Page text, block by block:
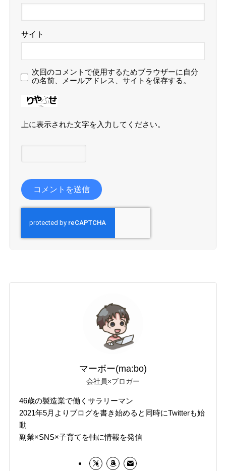
サイト
次回のコメントで使用するためブラウザーに自分
の名前、メールアドレス、サイトを保存する。
上に表示された文字を入力してください。
マーボー(ma:bo)
会社員×ブロガー
46歳の製造業で働くサラリーマン
2021年5月よりブログを書き始めると同時にTwitterも始
動
副業×SNS×子育てを軸に情報を発信